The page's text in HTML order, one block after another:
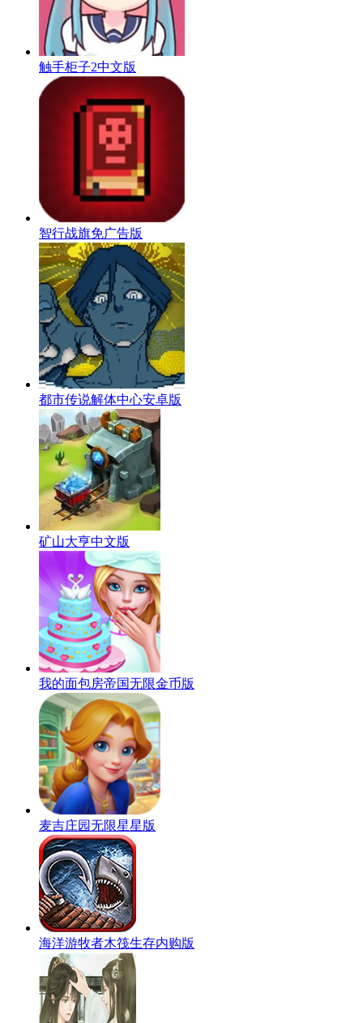
触手柜子2中文版
智行战旗免广告版
都市传说解体中心安卓版
矿山大亨中文版
我的面包房帝国无限金币版
麦吉庄园无限星星版
海洋游牧者木筏生存内购版